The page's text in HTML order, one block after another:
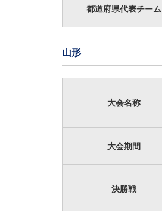
都道府県代表チーム
山形
大会名称
大会期間
決勝戦